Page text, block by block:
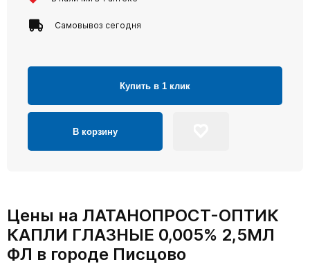
Самовывоз сегодня
Купить в 1 клик
В корзину
Цены на ЛАТАНОПРОСТ-ОПТИК
КАПЛИ ГЛАЗНЫЕ 0,005% 2,5МЛ
ФЛ в городе Писцово